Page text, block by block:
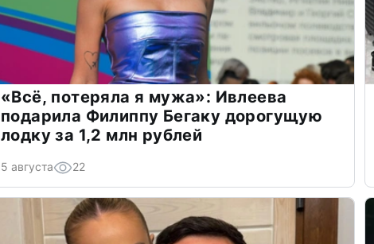
«Всё, потеряла я мужа»: Ивлеева
подарила Филиппу Бегаку дорогущую
лодку за 1,2 млн рублей
5 августа 22